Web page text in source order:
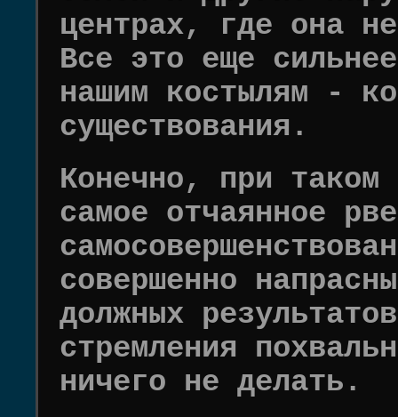
центрах, где она
Все это еще
нашим костылям -
существования.
Конечно, при таком
самое отчаянное
совершенно
должных
стремления
ничего не делать.